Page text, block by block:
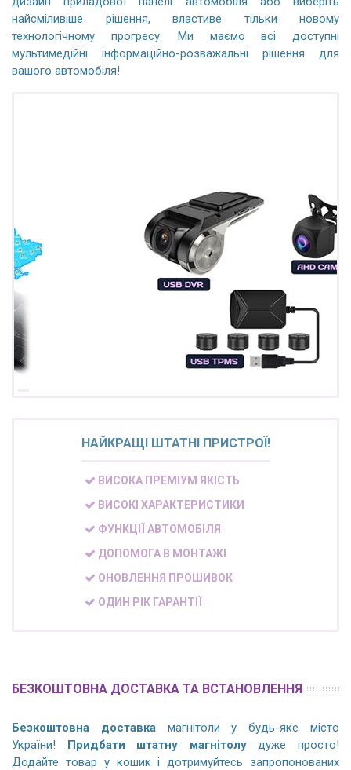
найсміливіше рішення, властиве тільки новому
технологічному прогресу. Ми маємо всі доступні
мультимедійні інформаційно-розважальні рішення для
вашого автомобіля!
НАЙКРАЩІ ШТАТНІ ПРИСТРОЇ!
ВИСОКА ПРЕМІУМ ЯКІСТЬ
ВИСОКІ ХАРАКТЕРИСТИКИ
ФУНКЦІЇ АВТОМОБІЛЯ
ДОПОМОГА В МОНТАЖІ
ОНОВЛЕННЯ ПРОШИВОК
ОДИН РІК ГАРАНТІЇ
БЕЗКОШТОВНА ДОСТАВКА ТА ВСТАНОВЛЕННЯ
Безкоштовна доставкамагнітоли у будь-яке місто
України! Придбати штатну магнітолудуже просто!
Додайте товар у кошик і дотримуйтесь запропонованих